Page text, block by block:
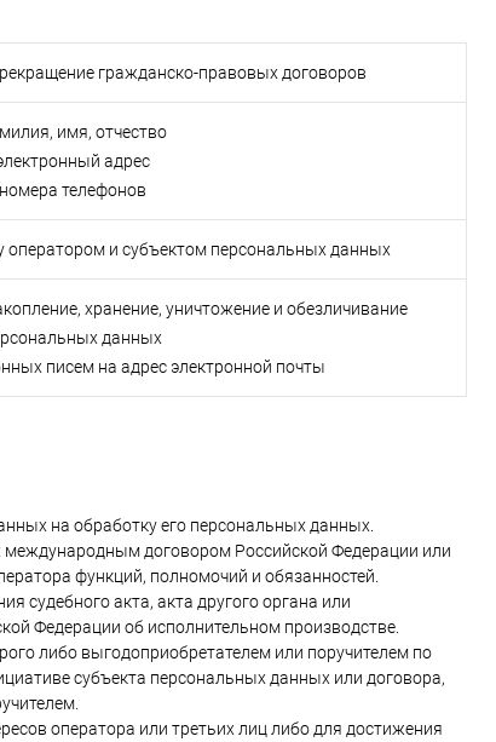
гражданско-правовых договоров
имя, отчество
адрес
номера телефонов
и субъектом персональных данных
хранение, уничтожение и обезличивание
данных
писем на адрес электронной почты
на обработку его персональных данных.
договором Российской Федерации или
функций, полномочий и обязанностей.
судебного акта, акта другого органа или
Федерации об исполнительном производстве.
либо выгодоприобретателем или поручителем по
субъекта персональных данных или договора,
оператора или третьих лиц либо для достижения